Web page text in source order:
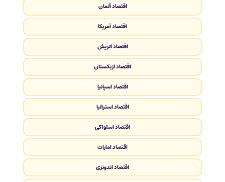
اقتصاد آلمان
اقتصاد آمریکا
اقتصاد اتریش
اقتصاد ازبکستان
اقتصاد اسپانیا
اقتصاد استرالیا
اقتصاد اسلواکی
اقتصاد امارات
اقتصاد اندونزی